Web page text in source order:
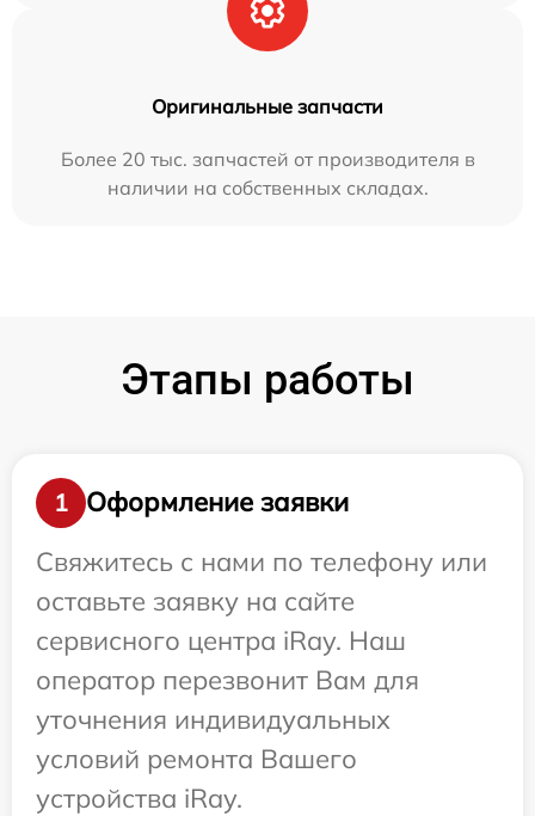
Оригинальные запчасти
Более 20 тыс. запчастей от производителя в
наличии на собственных складах.
Этапы работы
1
Оформление заявки
Свяжитесь с нами по телефону или
оставьте заявку на сайте
сервисного центра iRay. Наш
оператор перезвонит Вам для
уточнения индивидуальных
условий ремонта Вашего
устройства iRay.